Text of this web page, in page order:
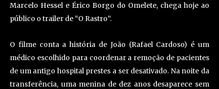
Marcelo Hessel e Érico Borgo do Omelete, chega hoje ao
público o trailer de “O Rastro”.
O filme conta a história de João (Rafael Cardoso) é um
médico escolhido para coordenar a remoção de pacientes
de um antigo hospital prestes a ser desativado. Na noite da
transferência, uma menina de dez anos desaparece sem